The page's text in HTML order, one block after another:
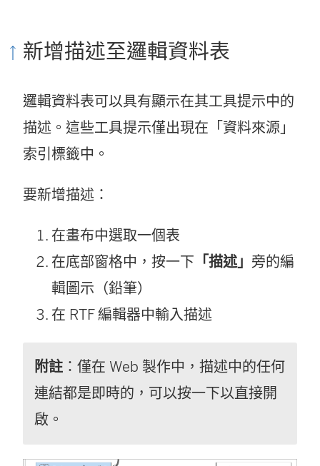
新增描述至邏輯資料表
邏輯資料表可以具有顯示在其工具提示中的
描述。這些工具提示僅出現在「資料來源」
索引標籤中。
要新增描述：
在畫布中選取一個表
在底部窗格中，按一下 「描述」 旁的編
輯圖示（鉛筆）
在 RTF 編輯器中輸入描述
附註 ：僅在 Web 製作中，描述中的任何
連結都是即時的，可以按一下以直接開
啟。